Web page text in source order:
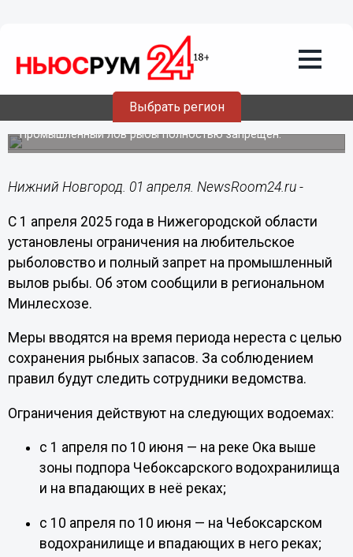
Выбрать регион
01.04.202516:51
Ограничения для рыбаков ввели в
Нижегородской области
Промышленный лов рыбы полностью запрещен.
Нижний Новгород. 01 апреля. NewsRoom24.ru -
С 1 апреля 2025 года в Нижегородской области
установлены ограничения на любительское
рыболовство и полный запрет на промышленный
вылов рыбы. Об этом сообщили в региональном
Минлесхозе.
Меры вводятся на время периода нереста с целью
сохранения рыбных запасов. За соблюдением
правил будут следить сотрудники ведомства.
Ограничения действуют на следующих водоемах:
с 1 апреля по 10 июня — на реке Ока выше
зоны подпора Чебоксарского водохранилища
и на впадающих в неё реках;
с 10 апреля по 10 июня — на Чебоксарском
водохранилище и впадающих в него реках;